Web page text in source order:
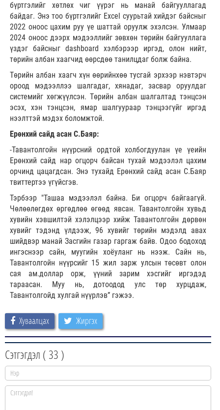
бүртгэлийг хөтлөх чиг үүрэг нь манай байгууллагад
байдаг. Энэ тоо бүртгэлийг Excel суурьтай хийдэг байсныг
2022 оноос цахим руу үе шаттай оруулж эхэлсэн. Улмаар
2024 оноос дээрх мэдээллийг зөвхөн төрийн байгууллага
үздэг байсныг dashboard хэлбэрээр иргэд, олон нийт,
төрийн албан хаагчид өөрсдөө танилцдаг болж байна.
Төрийн албан хаагч хүн өөрийнхөө тусгай эрхээр нэвтэрч
ороод мэдээллээ шалгадаг, хянадаг, засвар оруулдаг
системийг хөгжүүлсэн. Төрийн албан шалгалтад тэнцсэн
эсэх, хэн тэнцсэн, ямар шалгуураар тэнцээгүйг иргэд
нээлттэй мэдэх боломжтой.
Ерөнхий сайд асан С.Баяр:
-Тавантолгойн нүүрсний ордтой холбогдуулан үе үеийн
Ерөнхий сайд нар огцорч байсан тухай мэдээлэл цахим
орчинд цацагдсан. Энэ тухайд Ерөнхий сайд асан С.Баяр
твиттертээ үгүйсгэв.
Тэрбээр "Ташаа мэдээлэл байна. Би огцорч байгаагүй.
Чөлөөлөгдөх өргөдлөө өгөөд явсан. Тавантолгойн хувьд
хувийн хэвшилтэй хэлэлцээр хийж Тавантолгойн дөрвөн
хувийг тэдэнд үлдээж, 96 хувийг төрийн мэдэлд авах
шийдвэр манай Засгийн газар гаргаж байв. Одоо бодоход
ингэснээр сайн, муугийн хоёуланг нь нээж. Сайн нь,
Тавантолгойн нүүрсийг 15 жил зарж улсын төсөвт олон
сая ам.доллар орж, үүний зарим хэсгийг иргэдэд
тараасан. Муу нь, дотоодод улс төр хурцдаж,
Тавантолгойд хулгай нүүрлэв” гэжээ.
Хуваалцах Жиргэх
Сэтгэгдэл ( 33 )